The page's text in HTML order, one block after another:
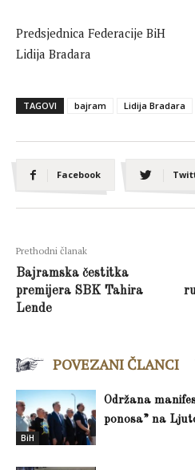
Predsjednica Federacije BiH
Lidija Bradara
TAGOVI bajram Lidija Bradara
Facebook
Prethodni članak
Bajramska čestitka
premijera SBK Tahira
Lende
POVEZANI ČLANCI
BiH
Održana
ponosa” na